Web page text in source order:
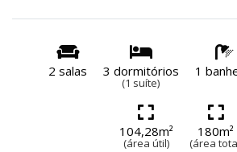
2 salas 3 dormitórios
(1 suíte)
1
104,28m²
(área útil)
180m²
(área